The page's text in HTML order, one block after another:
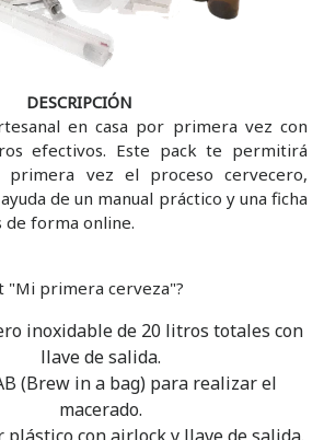
DESCRIPCIÓN
en casa por primera vez con
efectivos. Este pack te permitirá
vez el proceso cervecero,
de un manual práctico y una ficha
de forma online.
"Mi primera cerveza"?
inoxidable de 20 litros totales con
llave de salida.
(Brew in a bag) para realizar el
macerado.